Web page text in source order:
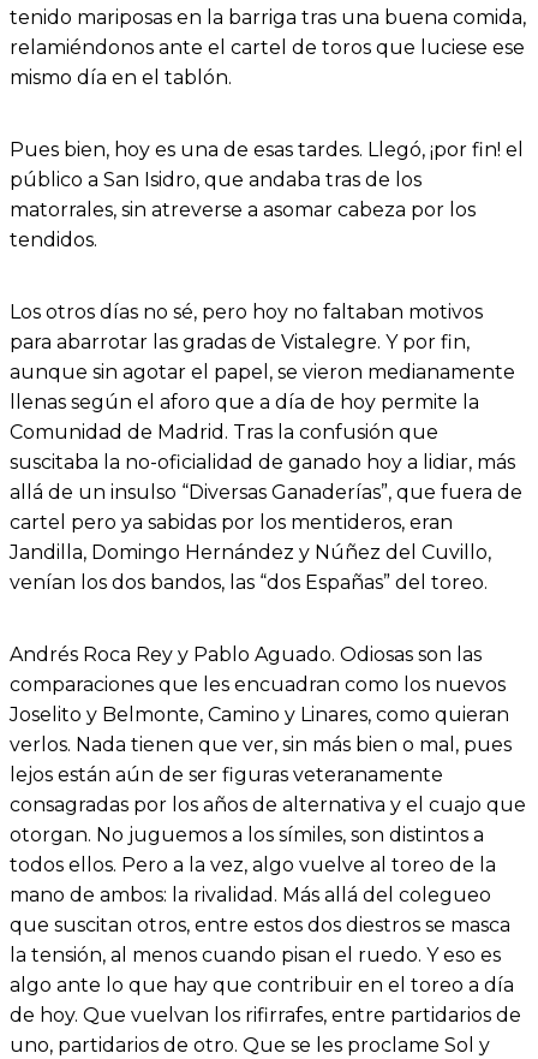
tenido mariposas en la barriga tras una buena comida,
relamiéndonos ante el cartel de toros que luciese ese
mismo día en el tablón.
Pues bien, hoy es una de esas tardes. Llegó, ¡por fin! el
público a San Isidro, que andaba tras de los
matorrales, sin atreverse a asomar cabeza por los
tendidos.
Los otros días no sé, pero hoy no faltaban motivos
para abarrotar las gradas de Vistalegre. Y por fin,
aunque sin agotar el papel, se vieron medianamente
llenas según el aforo que a día de hoy permite la
Comunidad de Madrid. Tras la confusión que
suscitaba la no-oficialidad de ganado hoy a lidiar, más
allá de un insulso “Diversas Ganaderías”, que fuera de
cartel pero ya sabidas por los mentideros, eran
Jandilla, Domingo Hernández y Núñez del Cuvillo,
venían los dos bandos, las “dos Españas” del toreo.
Andrés Roca Rey y Pablo Aguado. Odiosas son las
comparaciones que les encuadran como los nuevos
Joselito y Belmonte, Camino y Linares, como quieran
verlos. Nada tienen que ver, sin más bien o mal, pues
lejos están aún de ser figuras veteranamente
consagradas por los años de alternativa y el cuajo que
otorgan. No juguemos a los símiles, son distintos a
todos ellos. Pero a la vez, algo vuelve al toreo de la
mano de ambos: la rivalidad. Más allá del colegueo
que suscitan otros, entre estos dos diestros se masca
la tensión, al menos cuando pisan el ruedo. Y eso es
algo ante lo que hay que contribuir en el toreo a día
de hoy. Que vuelvan los rifirrafes, entre partidarios de
uno, partidarios de otro. Que se les proclame Sol y